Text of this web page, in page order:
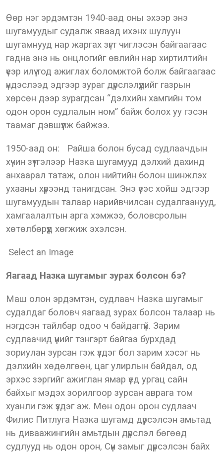
Өөр нэг эрдэмтэн 1940-аад оны эхээр энэ
шугамуудыг судалж яваад ихэнх шулуун
шугамнууд нар жаргах зүгт чиглэсэн байгаагаас
гадна энэ нь онцлогийг өвлийн нар хиртилтийн
үеэр илүү тод ажиглах боломжтой болж байгаагаас
үндэслээд эдгээр зураг дүрслэлүүдийг газрын
хөрсөн дээр зурагдсан “дэлхийн хамгийн том
одон орон судлалын ном” байж болох уу гэсэн
таамаг дэвшүүлж байжээ.
1950-аад он: Райша болон бусад судлаачдын
хүчин зүтгэлээр Назка шугамууд дэлхий дахинд
анхаарал татаж, олон нийтийн болон шинжлэх
ухааны хүрээнд танигдсан. Энэ үеэс хойш эдгээр
шугамуудын талаар нарийвчилсан судалгаанууд,
хамгаалалтын арга хэмжээ, боловсролын
хөтөлбөрүүд хөгжиж эхэлсэн.
Select an Image
Яагаад Назка шугамыг зурах болсон бэ?
Маш олон эрдэмтэн, судлаач Назка шугамыг
судалдаг боловч яагаад зурах болсон талаар нь
нэгдсэн тайлбар одоо ч байдаггүй. Зарим
судлаачид үүнийг тэнгэрт байгаа бурхдад
зориулан зурсан гэж үздэг бол зарим хэсэг нь
дэлхийн хөдөлгөөн, цаг улирлын байдал, од
эрхэс зэргийг ажиглан ямар үед ургац сайн
байхыг мэдэх зорилгоор зурсан аврага том
хуанли гэж үздэг аж. Мөн одон орон судлаач
Филис Питлуга Назка шугамд дүрсэлсэн амьтад
нь диваажингийн амьтдын дүрслэл бөгөөд
судлууд нь одон орон, Сүүн замыг дүрсэлсэн байх